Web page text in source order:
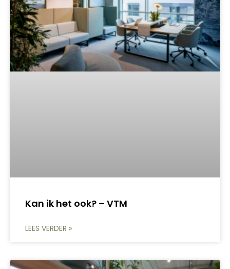
Kan ik het ook? – VTM
LEES VERDER »